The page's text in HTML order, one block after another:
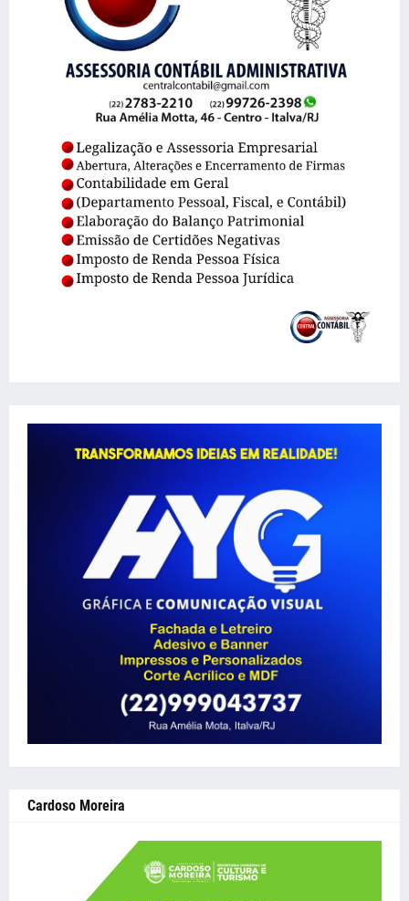
Cardoso Moreira